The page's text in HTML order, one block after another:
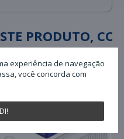
PRODUTO,
experiência de navegação
você concorda com